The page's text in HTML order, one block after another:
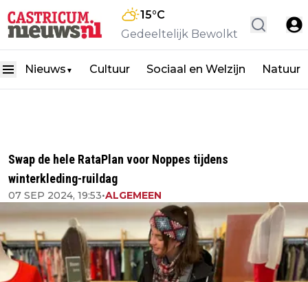
15°C
Gedeeltelijk Bewolkt
Nieuws ▼ Cultuur Sociaal en Welzijn Natuur
Swap de hele RataPlan voor Noppes tijdens
winterkleding-ruildag
07 SEP 2024, 19:53•ALGEMEEN